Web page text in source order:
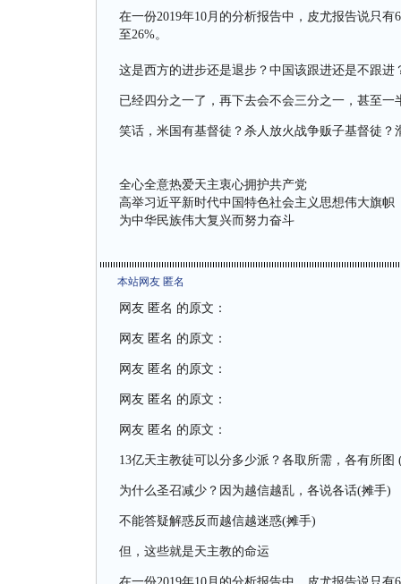
在一份2019年10月的分析报告中，皮尤报告说只
至26%。
这是西方的进步还是退步？中国该跟进还是不跟进
已经四分之一了，再下去会不会三分之一，甚至一
笑话，米国有基督徒？杀人放火战争贩子基督徒？
全心全意热爱天主衷心拥护共产党
高举习近平新时代中国特色社会主义思想伟大旗帜
为中华民族伟大复兴而努力奋斗
本站网友 匿名
网友 匿名 的原文：
网友 匿名 的原文：
网友 匿名 的原文：
网友 匿名 的原文：
网友 匿名 的原文：
13亿天主教徒可以分多少派？各取所需，各有所图
为什么圣召减少？因为越信越乱，各说各话(摊手)
不能答疑解惑反而越信越迷惑(摊手)
但，这些就是天主教的命运